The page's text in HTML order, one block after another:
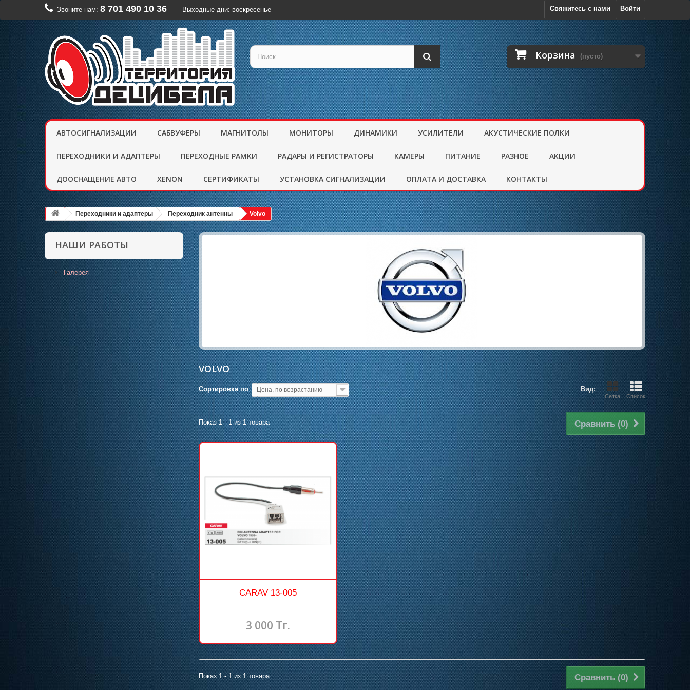
Войти
Свяжитесь с нами
Звоните нам: 8 701 490 10 36 Выходные дни: воскресенье
Корзина (пусто)
АВТОСИГНАЛИЗАЦИИ САБВУФЕРЫ МАГНИТОЛЫ МОНИТОРЫ ДИНАМИКИ УСИЛИТЕЛИ АКУСТИЧЕСКИЕ ПОЛКИ
ПЕРЕХОДНИКИ И АДАПТЕРЫ ПЕРЕХОДНЫЕ РАМКИ РАДАРЫ И РЕГИСТРАТОРЫ КАМЕРЫ ПИТАНИЕ РАЗНОЕ АКЦИИ
ДООСНАЩЕНИЕ АВТО XENON CЕРТИФИКАТЫ УСТАНОВКА СИГНАЛИЗАЦИИ ОПЛАТА И ДОСТАВКА КОНТАКТЫ
Переходники и адаптеры Переходник антенны Volvo
НАШИ РАБОТЫ
Галерея
VOLVO
Вид:
Сетка Список
Сортировка по Цена, по возрастанию
Сравнить (0)
Показ 1 - 1 из 1 товара
CARAV 13-005
3 000 Тг.
Сравнить (0)
Показ 1 - 1 из 1 товара